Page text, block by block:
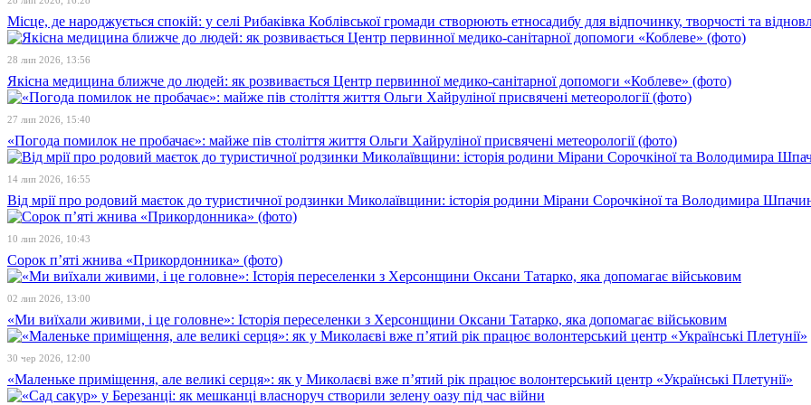
Місце, де народжується спокій: у селі Рибаківка Коблівської громади створюють етносадибу для відпочинку, творчості та
28 лип 2026, 13:56
Якісна медицина ближче до людей: як розвивається Центр первинної медико-санітарної допомоги «Коблеве» (фото)
27 лип 2026, 15:40
«Погода помилок не пробачає»: майже пів століття життя Ольги Хайруліної присвячені метеорології (фото)
14 лип 2026, 16:55
Від мрії про родовий маєток до туристичної родзинки Миколаївщини: історія родини Мірани Сорочкіної та Володимира
10 лип 2026, 10:43
Сорок п’яті жнива «Прикордонника» (фото)
02 лип 2026, 13:00
«Ми виїхали живими, і це головне»: Історія переселенки з Херсонщини Оксани Татарко, яка допомагає військовим
30 чер 2026, 12:00
«Маленьке приміщення, але великі серця»: як у Миколаєві вже п’ятий рік працює волонтерський центр «Українські Плетунії»